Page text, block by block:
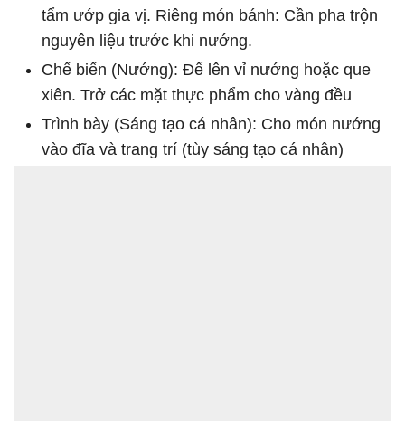
tẩm ướp gia vị. Riêng món bánh: Cần pha trộn
nguyên liệu trước khi nướng.
Chế biến (Nướng): Để lên vỉ nướng hoặc que
xiên. Trở các mặt thực phẩm cho vàng đều
Trình bày (Sáng tạo cá nhân): Cho món nướng
vào đĩa và trang trí (tùy sáng tạo cá nhân)